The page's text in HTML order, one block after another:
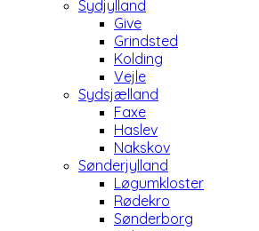
Sydjylland
Give
Grindsted
Kolding
Vejle
Sydsjælland
Faxe
Haslev
Nakskov
Sønderjylland
Løgumkloster
Rødekro
Sønderborg